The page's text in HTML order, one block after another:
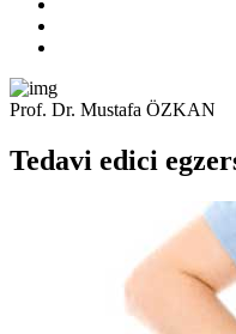
Prof. Dr. Mustafa ÖZKAN
Tedavi edici